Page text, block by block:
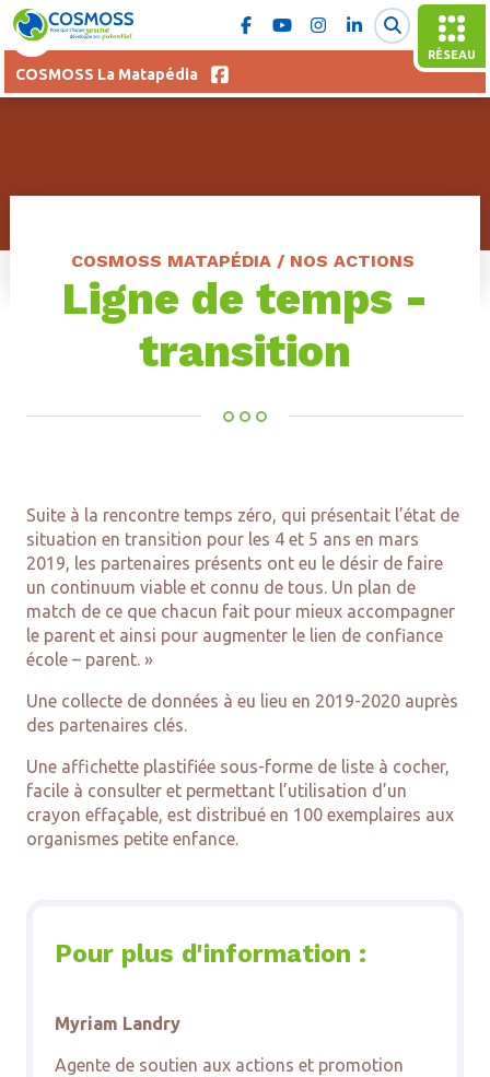
RÉSEAU
COSMOSS La Matapédia
COSMOSS MATAPÉDIA / NOS ACTIONS
Ligne de temps -
transition
Suite à la rencontre temps zéro, qui présentait l’état de
situation en transition pour les 4 et 5 ans en mars
2019, les partenaires présents ont eu le désir de faire
un continuum viable et connu de tous. Un plan de
match de ce que chacun fait pour mieux accompagner
le parent et ainsi pour augmenter le lien de confiance
école – parent. »
Une collecte de données à eu lieu en 2019-2020 auprès
des partenaires clés.
Une affichette plastifiée sous-forme de liste à cocher,
facile à consulter et permettant l’utilisation d’un
crayon effaçable, est distribué en 100 exemplaires aux
organismes petite enfance.
Pour plus d'information :
Myriam Landry
Agente de soutien aux actions et promotion